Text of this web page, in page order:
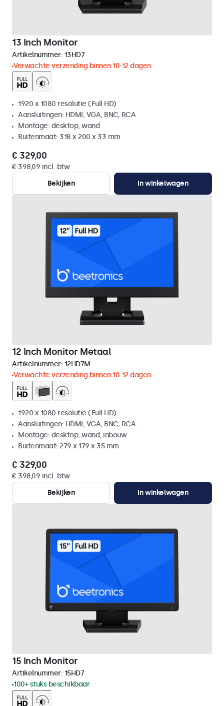
13 Inch Monitor
Artikelnummer: 13HD7
Verwachte verzending binnen 10-12 dagen
1920 x 1080 resolutie (Full HD)
Aansluitingen: HDMI, VGA, BNC, RCA
Montage: desktop, wand
Buitenmaat: 318 x 200 x 33 mm
€ 329,00
€ 398,09 incl. btw
Bekijken
In winkelwagen
12 Inch Monitor Metaal
Artikelnummer: 12HD7M
Verwachte verzending binnen 10-12 dagen
1920 x 1080 resolutie (Full HD)
Aansluitingen: HDMI, VGA, BNC, RCA
Montage: desktop, wand, inbouw
Buitenmaat: 279 x 179 x 35 mm
€ 329,00
€ 398,09 incl. btw
Bekijken
In winkelwagen
15 Inch Monitor
Artikelnummer: 15HD7
100+ stuks beschikbaar